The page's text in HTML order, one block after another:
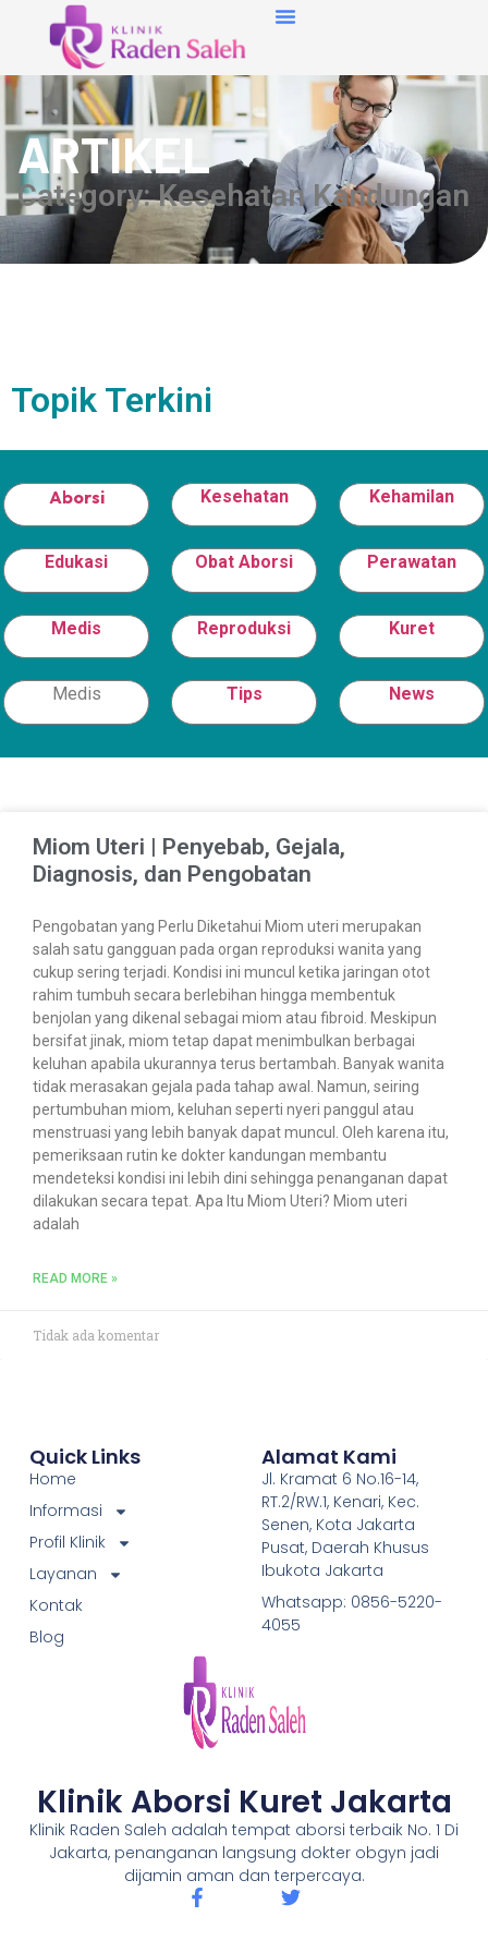
ARTIKEL
Category: Kesehatan Kandungan
Topik Terkini
Aborsi Kesehatan Kehamilan
Edukasi Obat Aborsi Perawatan
Medis Reproduksi Kuret
Medis Tips News
Miom Uteri | Penyebab, Gejala,
Diagnosis, dan Pengobatan
Pengobatan yang Perlu Diketahui Miom uteri merupakan
salah satu gangguan pada organ reproduksi wanita yang
cukup sering terjadi. Kondisi ini muncul ketika jaringan otot
rahim tumbuh secara berlebihan hingga membentuk
benjolan yang dikenal sebagai miom atau fibroid. Meskipun
bersifat jinak, miom tetap dapat menimbulkan berbagai
keluhan apabila ukurannya terus bertambah. Banyak wanita
tidak merasakan gejala pada tahap awal. Namun, seiring
pertumbuhan miom, keluhan seperti nyeri panggul atau
menstruasi yang lebih banyak dapat muncul. Oleh karena itu,
pemeriksaan rutin ke dokter kandungan membantu
mendeteksi kondisi ini lebih dini sehingga penanganan dapat
dilakukan secara tepat. Apa Itu Miom Uteri? Miom uteri
adalah
READ MORE »
Tidak ada komentar
Klinik Aborsi Kuret Jakarta
Klinik Raden Saleh adalah tempat aborsi terbaik No. 1 Di
Jakarta, penanganan langsung dokter obgyn jadi
dijamin aman dan terpercaya.
Quick Links
Home
Informasi
Profil Klinik
Layanan
Kontak
Blog
Alamat Kami
Jl. Kramat 6 No.16-14,
RT.2/RW.1, Kenari, Kec.
Senen, Kota Jakarta
Pusat, Daerah Khusus
Ibukota Jakarta
Whatsapp: 0856-5220-
4055